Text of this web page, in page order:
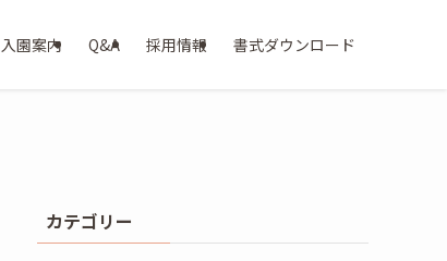
入園案内 Q&A 採用情報 書式ダウンロード
カテゴリー